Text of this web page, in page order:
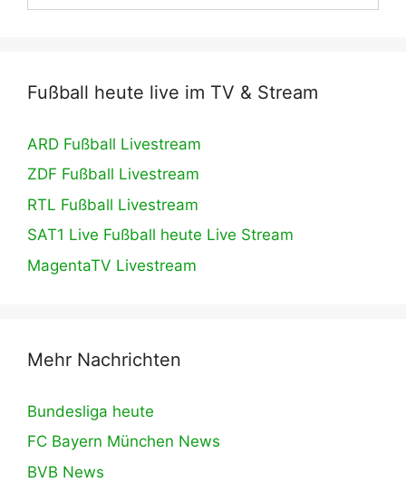
Fußball heute live im TV & Stream
ARD Fußball Livestream
ZDF Fußball Livestream
RTL Fußball Livestream
SAT1 Live Fußball heute Live Stream
MagentaTV Livestream
Mehr Nachrichten
Bundesliga heute
FC Bayern München News
BVB News